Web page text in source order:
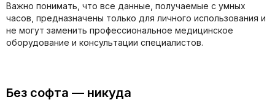
Важно понимать, что все данные, получаемые с умных
часов, предназначены только для личного использования и
не могут заменить профессиональное медицинское
оборудование и консультации специалистов.
Без софта — никуда